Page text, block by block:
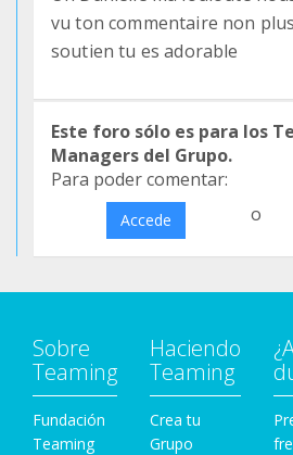
vu ton commentaire non
soutien tu es adorable
Este foro sólo es para los
Managers del Grupo.
Para poder comentar:
Accede o
Sobre
Teaming
Fundación
Teaming
Haciendo
Teaming
Crea tu
Grupo